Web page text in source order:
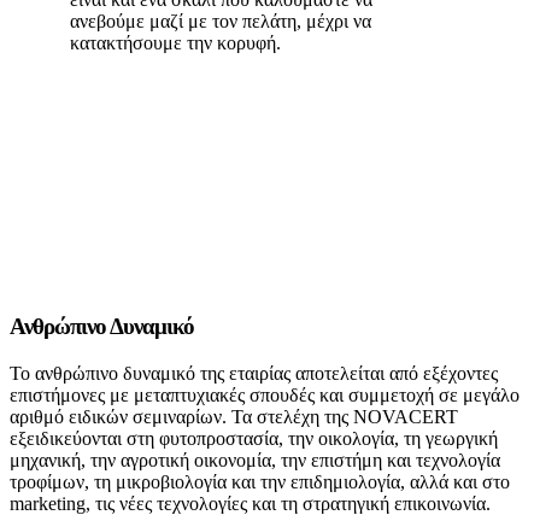
ανεβούμε μαζί με τον πελάτη, μέχρι να
κατακτήσουμε την κορυφή.
Ανθρώπινο Δυναμικό
Το ανθρώπινο δυναμικό της εταιρίας αποτελείται από εξέχοντες
επιστήμονες με μεταπτυχιακές σπουδές και συμμετοχή σε μεγάλο
αριθμό ειδικών σεμιναρίων. Τα στελέχη της NOVACERT
εξειδικεύονται στη φυτοπροστασία, την οικολογία, τη γεωργική
μηχανική, την αγροτική οικονομία, την επιστήμη και τεχνολογία
τροφίμων, τη μικροβιολογία και την επιδημιολογία, αλλά και στο
marketing, τις νέες τεχνολογίες και τη στρατηγική επικοινωνία.